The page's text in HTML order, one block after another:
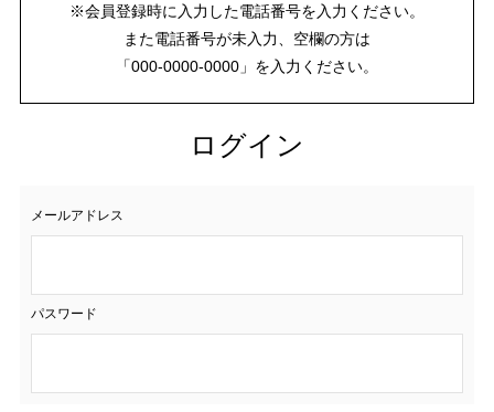
※会員登録時に入力した電話番号を入力ください。
また電話番号が未入力、空欄の方は
「000-0000-0000」を入力ください。
ログイン
メールアドレス
パスワード